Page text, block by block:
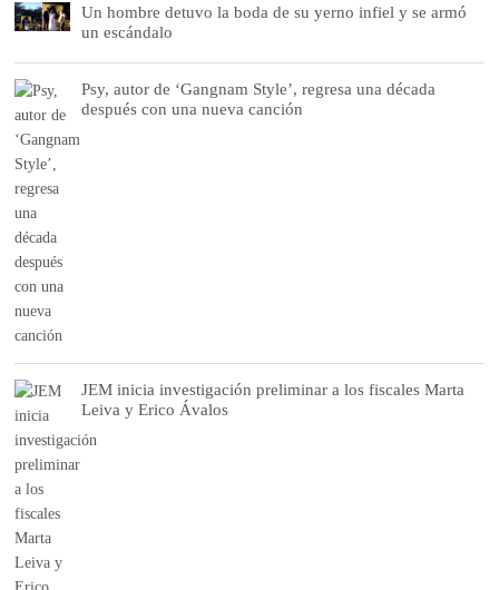
Un hombre detuvo la boda de su yerno infiel y se armó
un escándalo
Psy, autor de ‘Gangnam Style’, regresa una década
después con una nueva canción
JEM inicia investigación preliminar a los fiscales Marta
Leiva y Erico Ávalos